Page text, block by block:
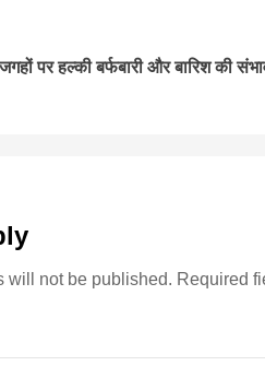
पर हल्की बर्फबारी और बारिश की
will not be published. Required